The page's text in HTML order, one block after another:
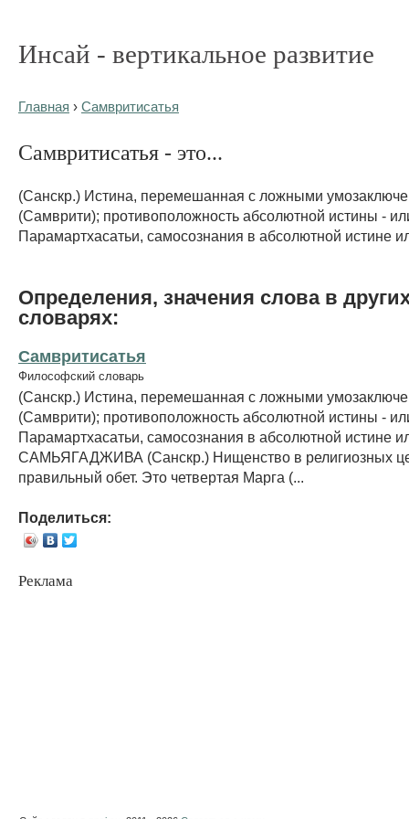
Инсай - вертикальное развитие
Главная › Самвритисатья
Самвритисатья - это...
(Санскр.) Истина, перемешанная с ложными
(Самврити); противоположность абсолютной истины -
Парамартхасатьи, самосознания в абсолютной истине
Определения, значения слова в
словарях:
Самвритисатья
Философский словарь
(Санскр.) Истина, перемешанная с ложными
(Самврити); противоположность абсолютной истины -
Парамартхасатьи, самосознания в абсолютной истине
САМЬЯГАДЖИВА (Санскр.) Нищенство в религиозных
правильный обет. Это четвертая Марга (...
Поделиться:
Реклама